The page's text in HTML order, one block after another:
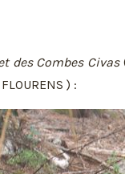
des Combes Civas
) :